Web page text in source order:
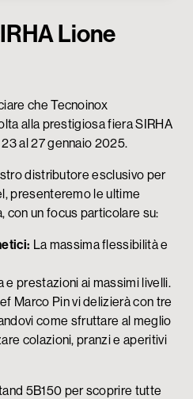
Lione
che Tecnoinox
alla prestigiosa fiera SIRHA
al 27 gennaio 2025.
distributore esclusivo per
presenteremo le ultime
con un focus particolare su:
La massima flessibilità e
e prestazioni ai massimi livelli.
Marco Pin vi delizierà con tre
come sfruttare al meglio
colazioni, pranzi e aperitivi
5B150 per scoprire tutte